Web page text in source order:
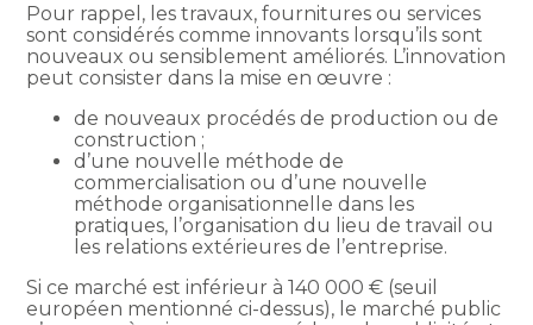
Pour rappel, les travaux, fournitures ou services
sont considérés comme innovants lorsqu’ils sont
nouveaux ou sensiblement améliorés. L’innovation
peut consister dans la mise en œuvre :
de nouveaux procédés de production ou de
construction ;
d’une nouvelle méthode de
commercialisation ou d’une nouvelle
méthode organisationnelle dans les
pratiques, l’organisation du lieu de travail ou
les relations extérieures de l’entreprise.
Si ce marché est inférieur à 140 000 € (seuil
européen mentionné ci-dessus), le marché public